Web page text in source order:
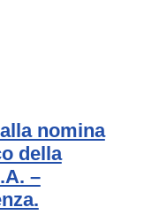
nomina
della
–